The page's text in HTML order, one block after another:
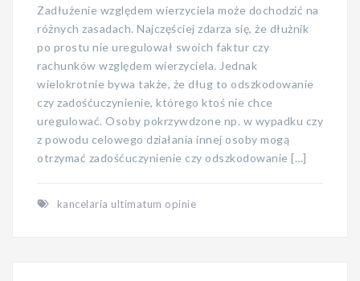
Zadłużenie względem wierzyciela może dochodzić na
różnych zasadach. Najczęściej zdarza się, że dłużnik
po prostu nie uregulował swoich faktur czy
rachunków względem wierzyciela. Jednak
wielokrotnie bywa także, że dług to odszkodowanie
czy zadośćuczynienie, którego ktoś nie chce
uregulować. Osoby pokrzywdzone np. w wypadku czy
z powodu celowego działania innej osoby mogą
otrzymać zadośćuczynienie czy odszkodowanie […]
kancelaria ultimatum opinie